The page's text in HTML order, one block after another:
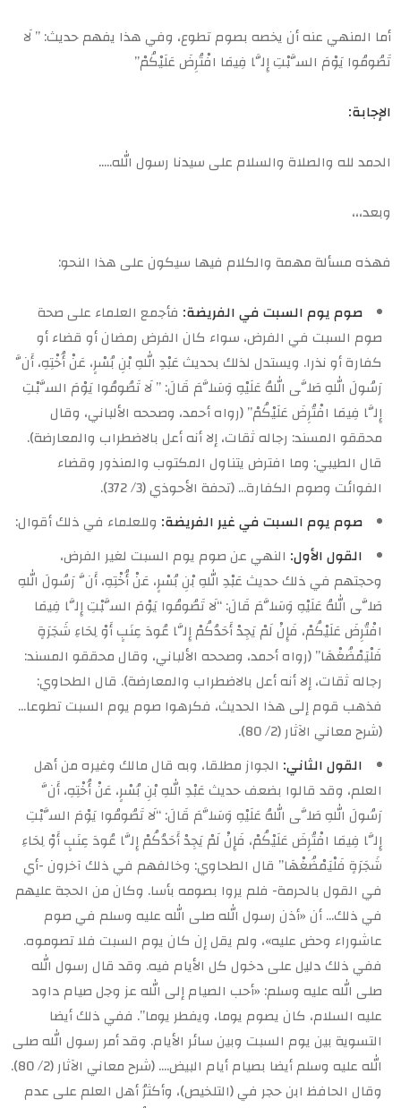
أما المنهي عنه أن يخصه بصوم تطوع، وفي هذا يفهم حديث: ” لَا
تَصُومُوا يَوْمَ السَّبْتِ إِلَّا فِيمَا افْتُرِضَ عَلَيْكُمْ”
الإجابة:
الحمد لله والصلاة والسلام على سيدنا رسول الله…..
وبعد،،،
فهذه مسألة مهمة والكلام فيها سيكون على هذا النحو:
صوم يوم السبت في الفريضة: فأجمع العلماء على صحة
صوم السبت في الفرض، سواء كان الفرض رمضان أو قضاء أو
كفارة أو نذرا. ويستدل لذلك بحديث عَبْدِ اللهِ بْنِ بُسْرٍ، عَنْ أُخْتِهِ، أَنَّ
رَسُولَ اللهِ صَلَّى اللهُ عَلَيْهِ وَسَلَّمَ قَالَ: ” لَا تَصُومُوا يَوْمَ السَّبْتِ
إِلَّا فِيمَا افْتُرِضَ عَلَيْكُمْ” (رواه أحمد، وصححه الألباني، وقال
محققو المسند: رجاله ثقات، إلا أنه أعل بالاضطراب والمعارضة).
قال الطيبي: وما افترض يتناول المكتوب والمنذور وقضاء
الفوائت وصوم الكفارة… (تحفة الأحوذي (3/ 372).
صوم يومالسبت في غير الفريضة: وللعلماء في ذلك أقوال:
القول الأول: النهي عن صوم يوم السبت لغير الفرض،
وحجتهم في ذلك حديث عَبْدِ اللهِ بْنِ بُسْرٍ، عَنْ أُخْتِهِ، أَنَّ رَسُولَ اللهِ
صَلَّى اللهُ عَلَيْهِ وَسَلَّمَ قَالَ: “لَا تَصُومُوا يَوْمَ السَّبْتِ إِلَّا فِيمَا
افْتُرِضَ عَلَيْكُمْ، فَإِنْ لَمْ يَجِدْ أَحَدُكُمْ إِلَّا عُودَ عِنَبٍ أَوْ لِحَاءِ شَجَرَةٍ
فَلْيَمْضُغْهَا” (رواه أحمد، وصححه الألباني، وقال محققو المسند:
رجاله ثقات، إلا أنه أعل بالاضطراب والمعارضة). قال الطحاوي:
فذهب قوم إلى هذا الحديث، فكرهوا صوم يوم السبت تطوعا…
(شرح معاني الآثار (2/ 80).
القول الثاني: الجواز مطلقا، وبه قال مالك وغيره من أهل
العلم، وقد قالوا بضعف حديث عَبْدِ اللهِ بْنِ بُسْرٍ، عَنْ أُخْتِهِ، أَنَّ
رَسُولَ اللهِ صَلَّى اللهُ عَلَيْهِ وَسَلَّمَ قَالَ: “لَا تَصُومُوا يَوْمَ السَّبْتِ
إِلَّا فِيمَا افْتُرِضَ عَلَيْكُمْ، فَإِنْ لَمْ يَجِدْ أَحَدُكُمْ إِلَّا عُودَ عِنَبٍ أَوْ لِحَاءِ
شَجَرَةٍ فَلْيَمْضُغْهَا” قال الطحاوي: وخالفهم في ذلك آخرون -أي
في القول بالحرمة- فلم يروا بصومه بأسا. وكان من الحجة عليهم
في ذلك… أن «أذن رسول الله صلى الله عليه وسلم في صوم
عاشوراء وحض عليه»، ولم يقل إن كان يوم السبت فلا تصوموه.
ففي ذلك دليل على دخول كل الأيام فيه. وقد قال رسول الله
صلى الله عليه وسلم: «أحب الصيام إلى الله عز وجل صيام داود
عليه السلام، كان يصوم يوما، ويفطر يوما”. ففي ذلك أيضا
التسوية بين يوم السبت وبين سائر الأيام. وقد أمر رسول الله صلى
الله عليه وسلم أيضا بصيام أيام البيض…. (شرح معاني الآثار (2/ 80).
وقال الحافظ ابن حجر في (التلخيص)، وأكثرُ أهل العلم على عدم